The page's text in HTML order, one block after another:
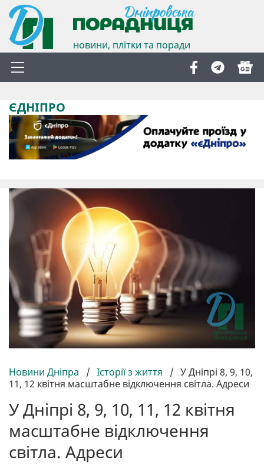
новини, плітки та поради
ЄДНІПРО
Новини Дніпра / Історії з життя / У Дніпрі 8, 9, 10,
11, 12 квітня масштабне відключення світла. Адреси
У Дніпрі 8, 9, 10, 11, 12 квітня
масштабне відключення
світла. Адреси